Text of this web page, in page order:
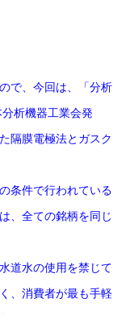
で、今回は、「分析
析機器工業会発
隔膜電極法とガスク
条件で行われている
、全ての銘柄を同じ
道水の使用を禁じて
、消費者が最も手軽